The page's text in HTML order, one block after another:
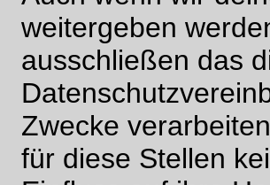
weitergeben
ausschließen das
Zwecke
für diese Stellen